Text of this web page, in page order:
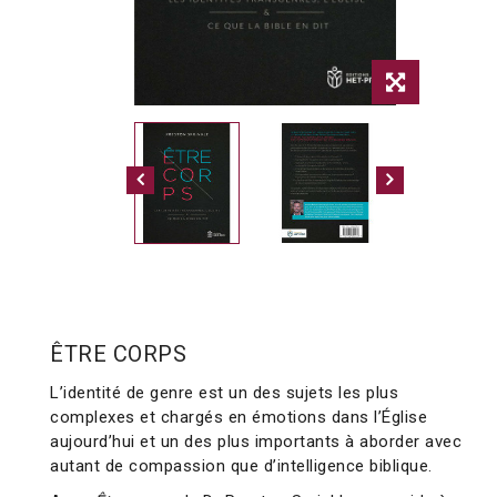
ÊTRE CORPS
L’identité de genre est un des sujets les plus
complexes et chargés en émotions dans l’Église
aujourd’hui et un des plus importants à aborder avec
autant de compassion que d’intelligence biblique.